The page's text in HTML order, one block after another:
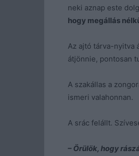
neki aznap este
hogy megállás
Az ajtó tárva-nyitva
átjönnie, pontosan
A szakállas a
ismeri valahonnan.
A srác felállt.
– Örülök, hogy